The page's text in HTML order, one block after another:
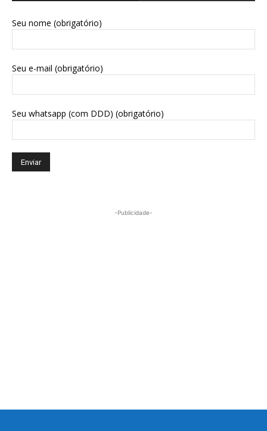
Seu nome (obrigatório)
Seu e-mail (obrigatório)
Seu whatsapp (com DDD) (obrigatório)
-Publicidade-